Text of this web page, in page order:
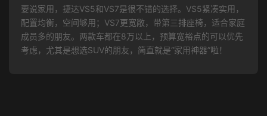
要说家用，捷达VS5和VS7是很不错的选择。VS5紧凑实用，
配置均衡，空间够用；VS7更宽敞，带第三排座椅，适合家庭
成员多的朋友。两款车都在8万以上，预算宽裕点的可以优先
考虑，尤其是想选SUV的朋友，简直就是“家用神器”啦！